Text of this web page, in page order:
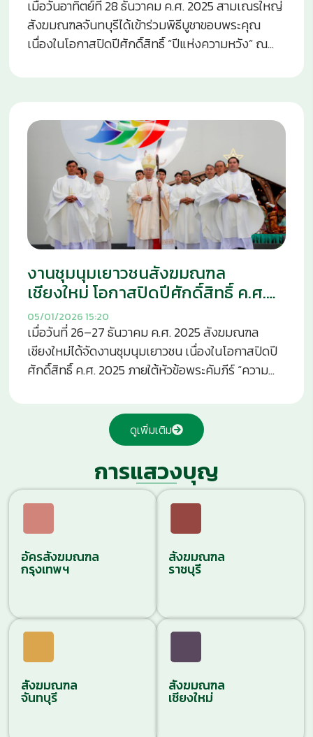
เดินทางบนโลกนี้ เราจะสามารถเคาะประตูบ้านของ
พระองค์ด้วยความมั่นใจ และเพลิดเพลินกับผลไม้จาก
เมื่อวันอาทิตย์ที่ 28 ธันวาคม ค.ศ. 2025 สามเณรใหญ่
สังฆมณฑลจันทบุรีได้เข้าร่วมพิธีบูชาขอบพระคุณ
เนื่องในโอกาสปิดปีศักดิ์สิทธิ์ “ปีแห่งความหวัง” ณ
พระสงฆ์ นักบวช และพี่น้องคริสตชนที่มาร่วมภาวนา
และโมทนาคุณพระเจ้า บรรยากาศเต็มไปด้วยความ
ศรัทธา ความหวัง และความยินดีที่สะท้อนถึงจิตตา
รมณ์ของปีศักดิ์สิทธิ์ การมีส่วนร่วมของสามเณรใหญ่
ในพิธีครั้งนี้ไม่เพียงเป็นการร่วมภาวนา แต่ยังเป็นการ
แสดงถึงความพร้อมและความตั้งใจในการรับใช้พระ
ศาสนจักรในอนาคต พร้อมทั้งเป็นพลังแห่งความหวัง
ที่สืบต่อจากรุ่นสู่รุ่น พิธีบูชาขอบพระคุณโอกาสปิดปี
ศักดิ์สิทธิ์ ค.ศ. 2025 ณ อาสนวิหารพระนางมารีอา
ปฏิสนธินิรมล จันทบุรี จึงเป็นทั้งการสรุปจิตตารมณ์
ของพระศาสนจักรในความเชื่อ ความรัก และความหวัง
ในพระคริสตเจ้า แหล่งที่มา :
https://www.facebook.com/share/p/1WRga4fhyg/
งานชุมนุมเยาวชนสังฆมณฑล
เชียงใหม่ โอกาสปิดปีศักดิ์สิทธิ์ ค.ศ.
2025
05/01/202615:20
เมื่อวันที่ 26–27 ธันวาคม ค.ศ. 2025 สังฆมณฑล
เชียงใหม่ได้จัดงานชุมนุมเยาวชน เนื่องในโอกาสปิดปี
ศักดิ์สิทธิ์ ค.ศ. 2025 ภายใต้หัวข้อพระคัมภีร์ “ความ
โรงเรียนมงฟอร์ตวิทยาลัย แผนกประถม เพื่อร่วม
แบ่งปันประสบการณ์และฉลองการจาริกแห่งความ
หวังตลอดปีศักดิ์สิทธิ์ ตลอดหนึ่งปีที่ผ่านมา เยาวชนใน
แต่ละเขตได้ร่วมกิจกรรมภาวนาและการจาริกในรูป
แบบต่าง ๆ เพื่อเสริมสร้างความเชื่อ ความศรัทธา และ
จึงเป็นการรวบรวมผลแห่งพระพรและประสบการณ์ที่
มีความหมาย พร้อมทั้งร่วมฉลองปิดปีศักดิ์สิทธิ์ร่วม
กัน กิจกรรมสำคัญในงาน ได้แก่ การออกไปจาริก
คริสต์มาสในสถานที่ต่าง ๆ เช่น มูลนิธิสิริวัฒนา เชส
เชียร์ ในพระบรมราชินูปถัมภ์, บ้านธรรมปกรณ์ผู้สูง
พระหฤทัย และบ้านซิสเตอร์ยาย คณะอุร์สุลิน ภายหลัง
คุณพ่อทินกร จิตตาธิการแผนกเยาวชน ได้สรุปภาพ
ดูเพิ่มเติม
การแสวงบุญ
อัครสังฆมณฑล
กรุงเทพฯ
สังฆมณฑล
ราชบุรี
สังฆมณฑล
จันทบุรี
สังฆมณฑล
เชียงใหม่